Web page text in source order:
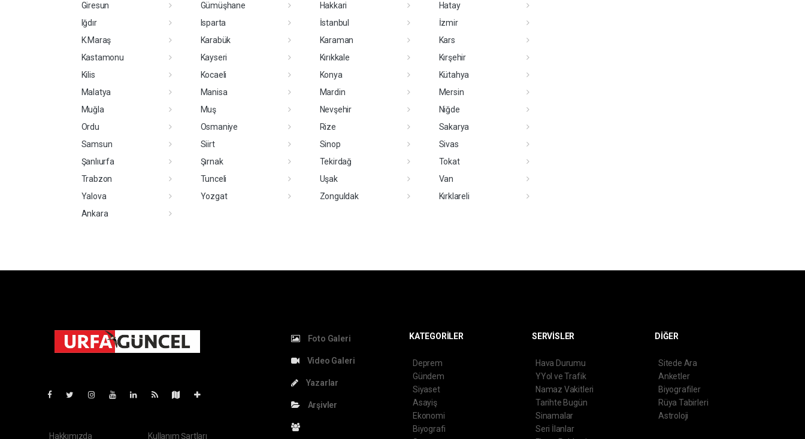
Giresun
Gümüşhane Hakkari
Hatay
Iğdır
Isparta İstanbul
İzmir
K.Maraş
Karabük Karaman
Kars
Kastamonu
Kayseri Kırıkkale
Kırşehir
Kilis
Kocaeli Konya
Kütahya
Malatya
Manisa Mardin
Mersin
Muğla
Muş Nevşehir
Niğde
Ordu
Osmaniye Rize
Sakarya
Samsun
Siirt Sinop
Sivas
Şanlıurfa
Şırnak Tekirdağ
Tokat
Trabzon
Tunceli Uşak
Van
Yalova
Yozgat Zonguldak
Kırklareli
Ankara
Hakkımızda Kullanım Şartları
Foto Galeri
Video Galeri
Yazarlar
Arşivler
KATEGORİLER
Deprem
Gündem
Siyaset
Asayiş
Ekonomi
Biyografi
SERVİSLER
Hava Durumu
YYol ve Trafik
Namaz Vakitleri
Tarihte Bugün
Sinamalar
Seri İlanlar
DİĞER
Sitede Ara
Anketler
Biyografiler
Rüya Tabirleri
Astroloji